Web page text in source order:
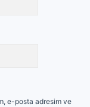
e-posta adresim ve